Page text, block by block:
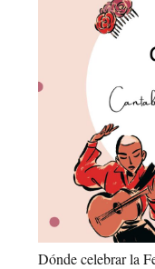
Dónde celebrar la